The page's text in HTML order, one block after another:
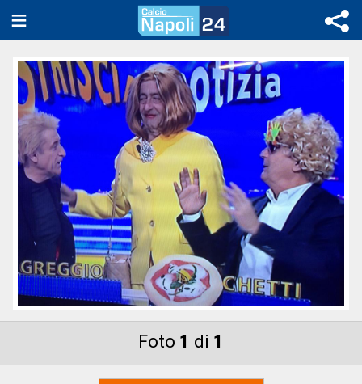
Foto 1 di 1